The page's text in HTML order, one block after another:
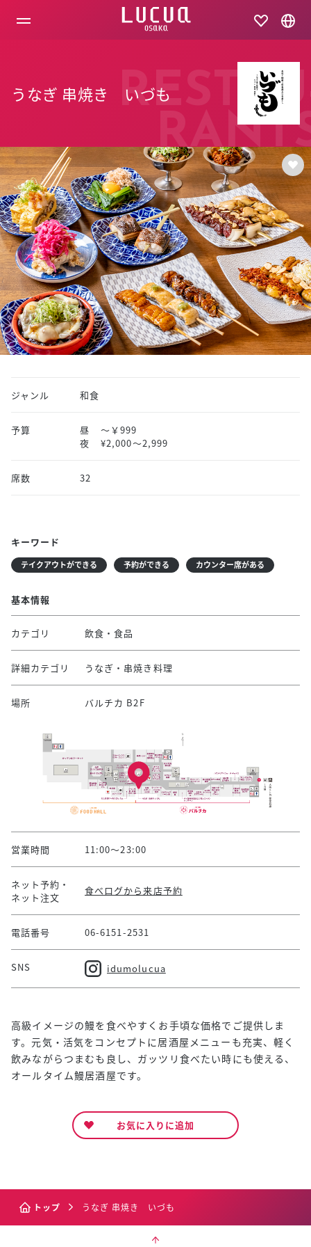
うなぎ 串焼き いづも
ジャンル 和食
予算 昼
～￥999
夜
¥2,000〜2,999
席数 32
キーワード
テイクアウトができる 予約ができる カウンター席がある
基本情報
カテゴリ 飲食・食品
詳細カテゴリ うなぎ・串焼き料理
場所 バルチカ B2F
営業時間 11:00～23:00
ネット予約・
ネット注文
食べログから来店予約
電話番号 06-6151-2531
SNS idumolucua
高級イメージの鰻を食べやすくお手頃な価格でご提供しま
す。元気・活気をコンセプトに居酒屋メニューも充実、軽く
飲みながらつまむも良し、ガッツリ食べたい時にも使える、
オールタイム鰻居酒屋です。
お気に入りに追加
トップ うなぎ 串焼き いづも